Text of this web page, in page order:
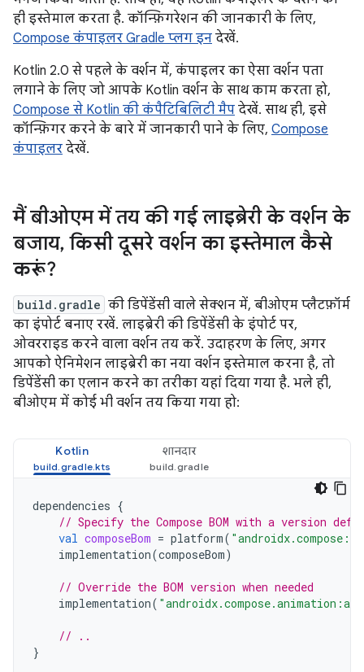
ही इस्तेमाल करता है. कॉन्फ़िगरेशन की जानकारी के लिए,
Compose कंपाइलर Gradle प्लग इन देखें.
Kotlin 2.0 से पहले के वर्शन में, कंपाइलर का ऐसा वर्शन पता
लगाने के लिए जो आपके Kotlin वर्शन के साथ काम करता हो,
Compose से Kotlin की कंपैटिबिलिटी मैप देखें. साथ ही, इसे
कॉन्फ़िगर करने के बारे में जानकारी पाने के लिए, Compose
कंपाइलर देखें.
मैं बीओएम में तय की गई लाइब्रेरी के वर्शन के
बजाय, किसी दूसरे वर्शन का इस्तेमाल कैसे
करूं?
build.gradle की डिपेंडेंसी वाले सेक्शन में, बीओएम प्लैटफ़ॉर्म
का इंपोर्ट बनाए रखें. लाइब्रेरी की डिपेंडेंसी के इंपोर्ट पर,
ओवरराइड करने वाला वर्शन तय करें. उदाहरण के लिए, अगर
आपको ऐनिमेशन लाइब्रेरी का नया वर्शन इस्तेमाल करना है, तो
डिपेंडेंसी का एलान करने का तरीका यहां दिया गया है. भले ही,
बीओएम में कोई भी वर्शन तय किया गया हो:
Kotlin शानदार
dependencies {
// Specify the Compose BOM with a version
val composeBom = platform(
implementation(composeBom)
// Override the BOM version when needed
implementation(
// ..
}